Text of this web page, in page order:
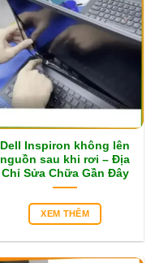
Dell Inspiron không lên
nguồn sau khi rơi – Địa
Chỉ Sửa Chữa Gần Đây
XEM THÊM